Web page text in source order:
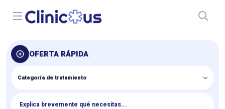
Open menu
OFERTA RÁPIDA